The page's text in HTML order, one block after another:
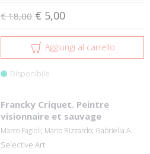
€ 18,00 € 5,00
Aggiungi al carrello
Disponibile
Francky Criquet. Peintre
visionnaire et sauvage
Marco Fagioli; Mario Rizzardo; Gabriella A...
Selective Art